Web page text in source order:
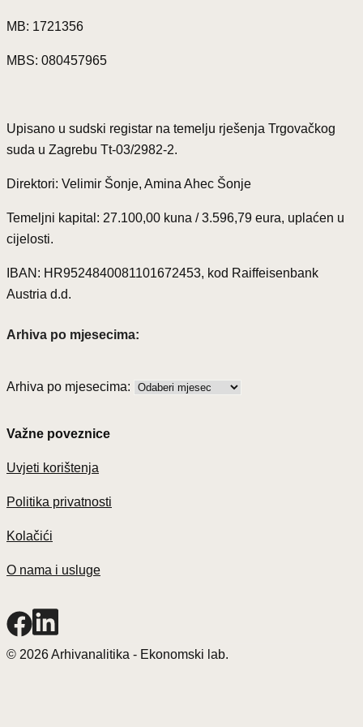
MB: 1721356
MBS: 080457965
Upisano u sudski registar na temelju rješenja Trgovačkog
suda u Zagrebu Tt-03/2982-2.
Direktori: Velimir Šonje, Amina Ahec Šonje
Temeljni kapital: 27.100,00 kuna / 3.596,79 eura, uplaćen u
cijelosti.
IBAN: HR9524840081101672453, kod Raiffeisenbank
Austria d.d.
Arhiva po mjesecima:
Arhiva po mjesecima:
Važne poveznice
Uvjeti korištenja
Politika privatnosti
Kolačići
O nama i usluge
© 2026 Arhivanalitika - Ekonomski lab.